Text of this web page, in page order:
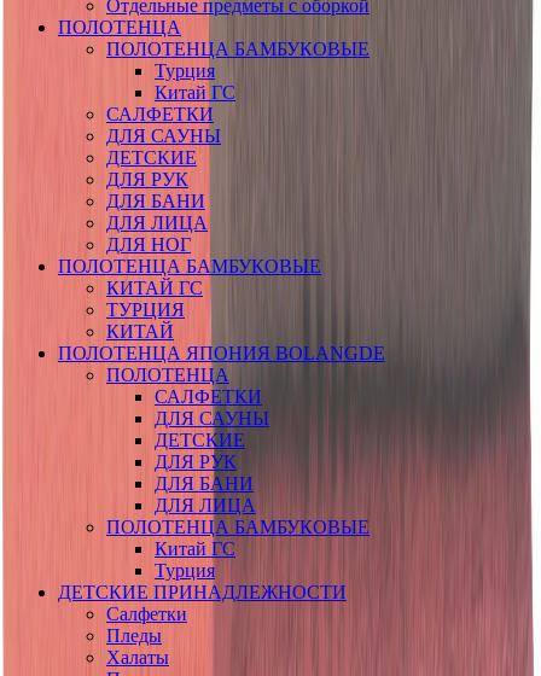
Отдельные предметы с оборкой
ПОЛОТЕНЦА
ПОЛОТЕНЦА БАМБУКОВЫЕ
Турция
Китай ГС
САЛФЕТКИ
ДЛЯ САУНЫ
ДЕТСКИЕ
ДЛЯ РУК
ДЛЯ БАНИ
ДЛЯ ЛИЦА
ДЛЯ НОГ
ПОЛОТЕНЦА БАМБУКОВЫЕ
КИТАЙ ГС
ТУРЦИЯ
КИТАЙ
ПОЛОТЕНЦА ЯПОНИЯ BOLANGDE
ПОЛОТЕНЦА
САЛФЕТКИ
ДЛЯ САУНЫ
ДЕТСКИЕ
ДЛЯ РУК
ДЛЯ БАНИ
ДЛЯ ЛИЦА
ПОЛОТЕНЦА БАМБУКОВЫЕ
Китай ГС
Турция
ДЕТСКИЕ ПРИНАДЛЕЖНОСТИ
Салфетки
Пледы
Халаты